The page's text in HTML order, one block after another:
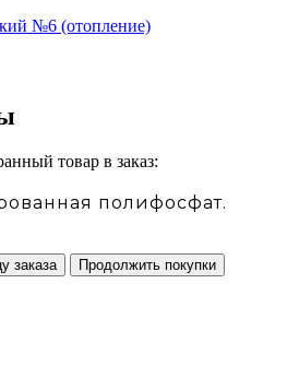
№6 (отопление)
товар в заказ:
полифосфат.
заказа Продолжить покупки